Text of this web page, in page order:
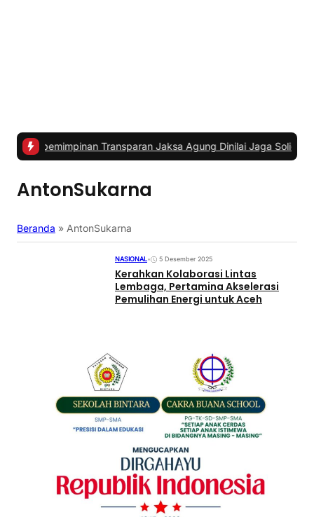
Transparan Jaksa Agung Dinilai Jaga Soliditas dan
AntonSukarna
Beranda » AntonSukarna
NASIONAL• 5 Desember 2025
Kerahkan Kolaborasi Lintas
Lembaga, Pertamina Akselerasi
Pemulihan Energi untuk Aceh